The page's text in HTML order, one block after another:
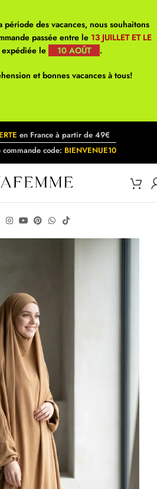
des vacances, nous souhaitons
passée entre le 13 JUILLET ET LE
le 10 AOÛT .
et bonnes vacances à tous!
en France à partir de 49€
code: BIENVENUE10